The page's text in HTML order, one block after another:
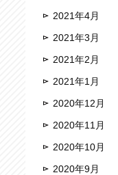
2021年4月
2021年3月
2021年2月
2021年1月
2020年12月
2020年11月
2020年10月
2020年9月